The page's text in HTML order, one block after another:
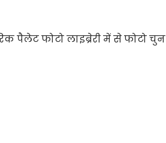
फोटो लाइब्रेरी में से फोटो चुन